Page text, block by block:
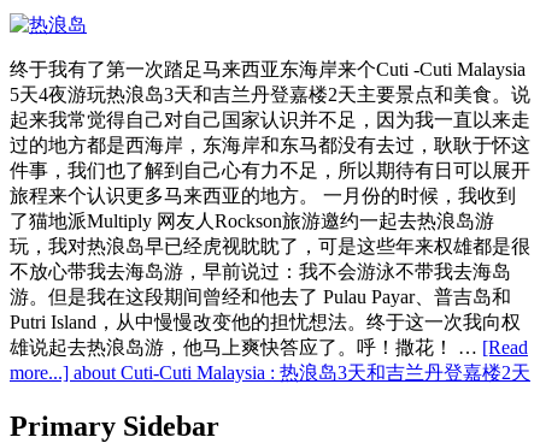
终于我有了第一次踏足马来西亚东海岸来个Cuti -Cuti Malaysia
5天4夜游玩热浪岛3天和吉兰丹登嘉楼2天主要景点和美食。说
起来我常觉得自己对自己国家认识并不足，因为我一直以来走
过的地方都是西海岸，东海岸和东马都没有去过，耿耿于怀这
件事，我们也了解到自己心有力不足，所以期待有日可以展开
旅程来个认识更多马来西亚的地方。 一月份的时候，我收到
了猫地派Multiply 网友人Rockson旅游邀约一起去热浪岛游
玩，我对热浪岛早已经虎视眈眈了，可是这些年来权雄都是很
不放心带我去海岛游，早前说过：我不会游泳不带我去海岛
游。但是我在这段期间曾经和他去了 Pulau Payar、普吉岛和
Putri Island，从中慢慢改变他的担忧想法。终于这一次我向权
雄说起去热浪岛游，他马上爽快答应了。呼！撒花！ … [Read
more...] about Cuti-Cuti Malaysia : 热浪岛3天和吉兰丹登嘉楼2天
Primary Sidebar